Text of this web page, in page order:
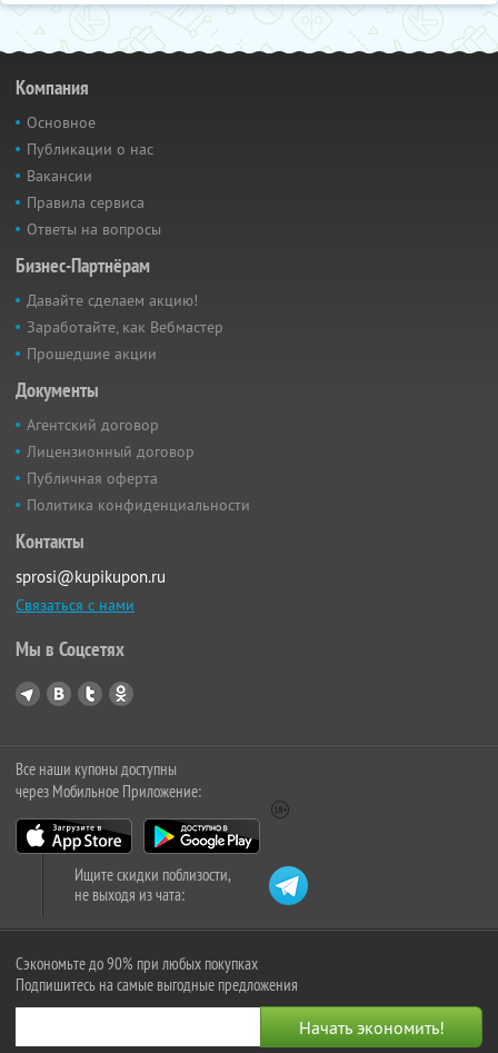
Компания
Основное
Публикации о нас
Вакансии
Правила сервиса
Ответы на вопросы
Бизнес-Партнёрам
Давайте сделаем акцию!
Заработайте, как Вебмастер
Прошедшие акции
Документы
Агентский договор
Лицензионный договор
Публичная оферта
Политика конфиденциальности
Контакты
sprosi@kupikupon.ru
Связаться с нами
Мы в Соцсетях
Все наши купоны доступны
через Мобильное Приложение:
Ищите скидки поблизости,
не выходя из чата:
Сэкономьте до 90% при любых покупках
Подпишитесь на самые выгодные предложения